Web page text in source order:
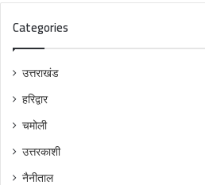
Categories
उत्तराखंड
हरिद्वार
चमोली
उत्तरकाशी
नैनीताल